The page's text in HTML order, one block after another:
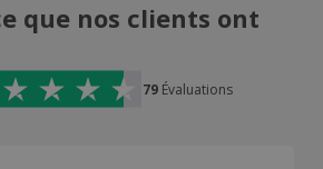
que nos clients ont
79 Évaluations